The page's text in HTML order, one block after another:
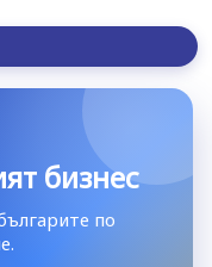
бизнес
по